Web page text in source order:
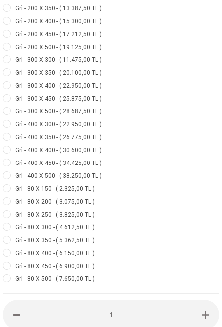
Gri̇ - 200 X 350 - ( 13.387,50 TL )
Gri̇ - 200 X 400 - ( 15.300,00 TL )
Gri̇ - 200 X 450 - ( 17.212,50 TL )
Gri̇ - 200 X 500 - ( 19.125,00 TL )
Gri̇ - 300 X 300 - ( 11.475,00 TL )
Gri̇ - 300 X 350 - ( 20.100,00 TL )
Gri̇ - 300 X 400 - ( 22.950,00 TL )
Gri̇ - 300 X 450 - ( 25.875,00 TL )
Gri̇ - 300 X 500 - ( 28.687,50 TL )
Gri̇ - 400 X 300 - ( 22.950,00 TL )
Gri̇ - 400 X 350 - ( 26.775,00 TL )
Gri̇ - 400 X 400 - ( 30.600,00 TL )
Gri̇ - 400 X 450 - ( 34.425,00 TL )
Gri̇ - 400 X 500 - ( 38.250,00 TL )
Gri̇ - 80 X 150 - ( 2.325,00 TL )
Gri̇ - 80 X 200 - ( 3.075,00 TL )
Gri̇ - 80 X 250 - ( 3.825,00 TL )
Gri̇ - 80 X 300 - ( 4.612,50 TL )
Gri̇ - 80 X 350 - ( 5.362,50 TL )
Gri̇ - 80 X 400 - ( 6.150,00 TL )
Gri̇ - 80 X 450 - ( 6.900,00 TL )
Gri̇ - 80 X 500 - ( 7.650,00 TL )